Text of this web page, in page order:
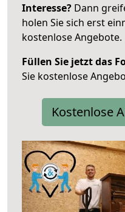
Interesse? Dann
holen Sie sich erst
kostenlose Angebote.
Füllen Sie jetzt das
Sie kostenlose
Kostenlose